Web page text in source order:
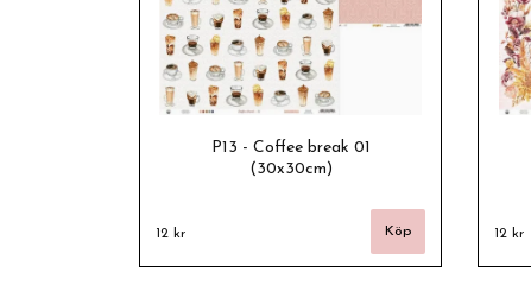
P13 - Coffee break 01
(30x30cm)
12 kr 12 kr